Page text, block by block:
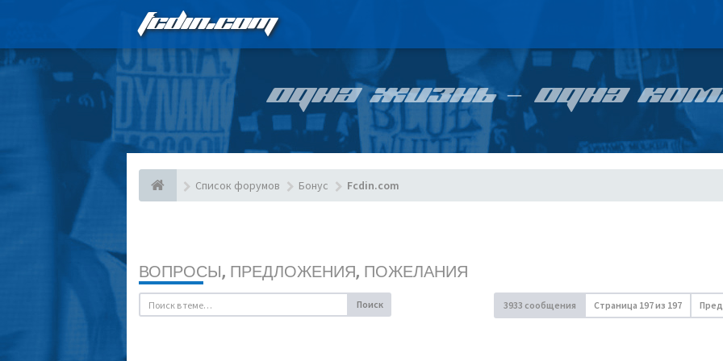
FCDIN.COM
ОДНА ЖИЗНЬ – ОДНА
Список форумов Бонус Fcdin.com
ВОПРОСЫ, ПРЕДЛОЖЕНИЯ, ПОЖЕЛАНИЯ
Поиск 3933 сообщения Страница 197из 197